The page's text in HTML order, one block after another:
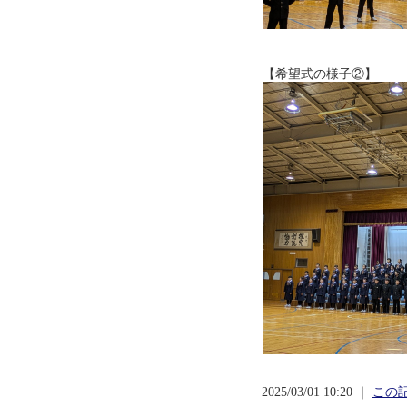
【希望式の様子②】
2025/03/01 10:20 ｜ この